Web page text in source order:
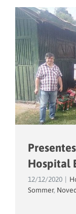
Hospital
12/12/2020
Sommer,